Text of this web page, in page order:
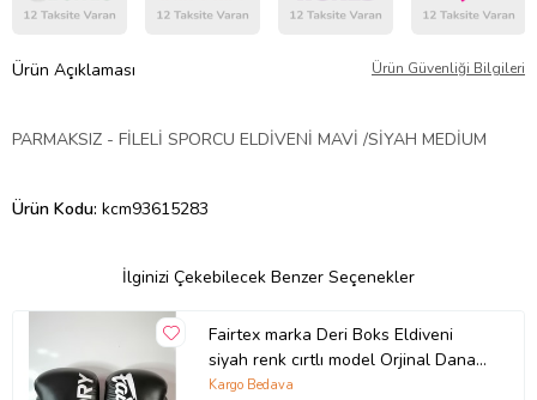
Ürün Açıklaması Ürün Güvenliği Bilgileri
PARMAKSIZ - FİLELİ SPORCU ELDİVENİ MAVİ /SİYAH MEDİUM
Ürün Kodu: kcm93615283
İlginizi Çekebilecek Benzer Seçenekler
Fairtex marka Deri Boks Eldiveni
siyah renk cırtlı model Orjinal Dana
derisidir İTHAL ÜRÜNDÜR
Kargo Bedava